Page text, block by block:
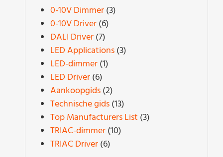
0-10V Dimmer (3)
0-10V Driver (6)
DALI Driver (7)
LED Applications (3)
LED-dimmer (1)
LED Driver (6)
Aankoopgids (2)
Technische gids (13)
Top Manufacturers List (3)
TRIAC-dimmer (10)
TRIAC Driver (6)